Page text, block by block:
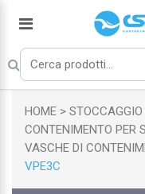
HOME STOCCAGGIO
CONTENIMENTO PER
VASCHE DI
VPE3C